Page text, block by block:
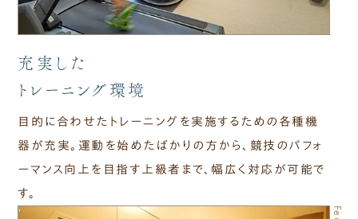
充実した
トレーニング環境
目的に​合わせた​トレーニングを​実施する​ための​各種機
器が​充実。​運動を​始めたばかりの​方から、​競技の​パフォ
ーマンス向上を​目指す上級者まで、​幅広く​対応が​可能で
す。​